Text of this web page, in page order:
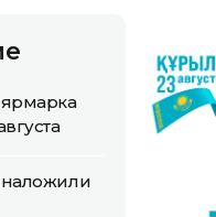
наложили